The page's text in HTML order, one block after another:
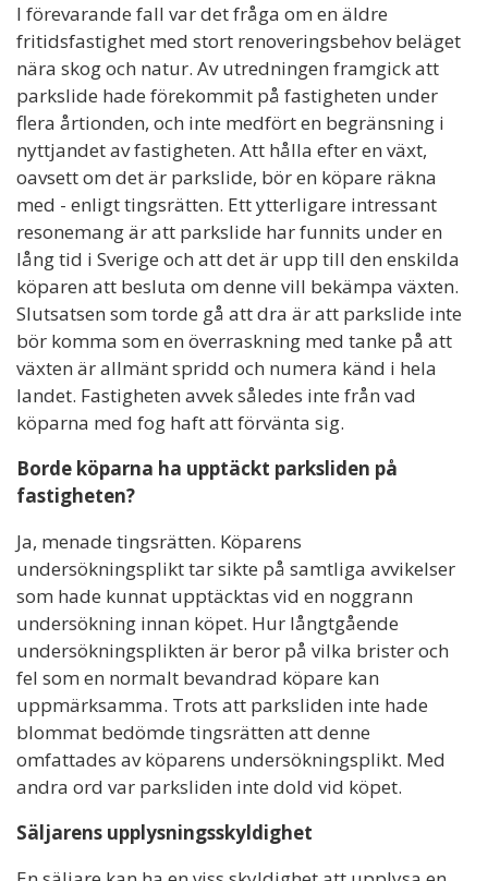
I förevarande fall var det fråga om en äldre
fritidsfastighet med stort renoveringsbehov beläget
nära skog och natur. Av utredningen framgick att
parkslide hade förekommit på fastigheten under
flera årtionden, och inte medfört en begränsning i
nyttjandet av fastigheten. Att hålla efter en växt,
oavsett om det är parkslide, bör en köpare räkna
med - enligt tingsrätten. Ett ytterligare intressant
resonemang är att parkslide har funnits under en
lång tid i Sverige och att det är upp till den enskilda
köparen att besluta om denne vill bekämpa växten.
Slutsatsen som torde gå att dra är att parkslide inte
bör komma som en överraskning med tanke på att
växten är allmänt spridd och numera känd i hela
landet. Fastigheten avvek således inte från vad
köparna med fog haft att förvänta sig.
Borde köparna ha upptäckt parksliden på
fastigheten?
Ja, menade tingsrätten. Köparens
undersökningsplikt tar sikte på samtliga avvikelser
som hade kunnat upptäcktas vid en noggrann
undersökning innan köpet. Hur långtgående
undersökningsplikten är beror på vilka brister och
fel som en normalt bevandrad köpare kan
uppmärksamma. Trots att parksliden inte hade
blommat bedömde tingsrätten att denne
omfattades av köparens undersökningsplikt. Med
andra ord var parksliden inte dold vid köpet.
Säljarens upplysningsskyldighet